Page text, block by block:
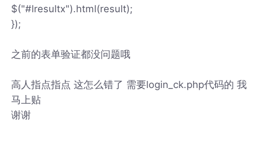
$("#lresultx").html(result);
});
之前的表单验证都没问题哦
高人指点指点 这怎么错了 需要login_ck.php代码的 我
马上贴
谢谢